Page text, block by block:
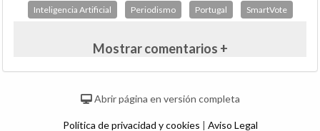
Inteligencia Artificial Periodismo Portugal SmartVote
Mostrar comentarios +
Abrir página en versión completa
Política de privacidad y cookies | Aviso Legal